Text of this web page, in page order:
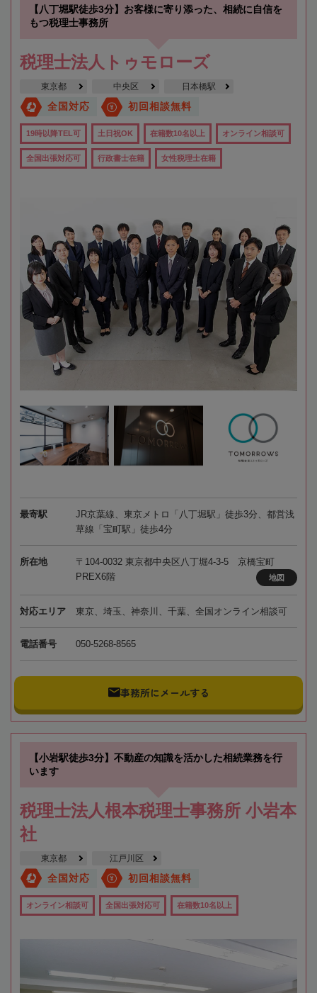
【八丁堀駅徒歩3分】お客様に寄り添った、相続に自信を
もつ税理士事務所
税理士法人トゥモローズ
東京都 中央区 日本橋駅
全国対応 初回相談無料
19時以降TEL可 土日祝OK 在籍数10名以上 オンライン相談可
全国出張対応可 行政書士在籍 女性税理士在籍
最寄駅
JR京葉線、東京メトロ「八丁堀駅」徒歩3分、都営浅
草線「宝町駅」徒歩4分
所在地
〒104-0032 東京都中央区八丁堀4-3-5 京橋宝町
PREX6階
地図
対応エリア 東京、埼玉、神奈川、千葉、全国オンライン相談可
電話番号 050-5268-8565
事務所にメールする
【小岩駅徒歩3分】不動産の知識を活かした相続業務を行
います
税理士法人根本税理士事務所 小岩本
社
東京都 江戸川区
全国対応 初回相談無料
オンライン相談可 全国出張対応可 在籍数10名以上